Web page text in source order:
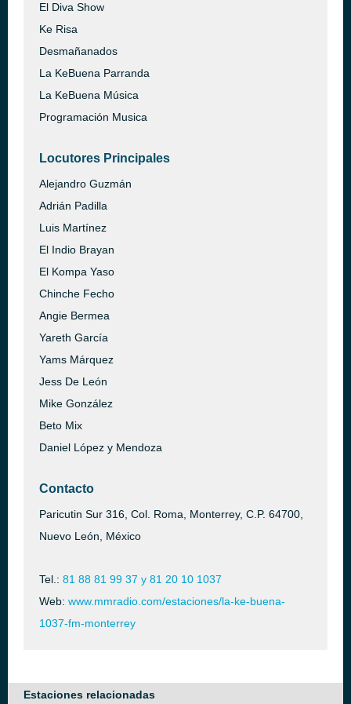
El Diva Show
Ke Risa
Desmañanados
La KeBuena Parranda
La KeBuena Música
Programación Musica
Locutores Principales
Alejandro Guzmán
Adrián Padilla
Luis Martínez
El Indio Brayan
El Kompa Yaso
Chinche Fecho
Angie Bermea
Yareth García
Yams Márquez
Jess De León
Mike González
Beto Mix
Daniel López y Mendoza
Contacto
Paricutin Sur 316, Col. Roma, Monterrey, C.P. 64700,
Nuevo León, México
Tel.: 81 88 81 99 37 y 81 20 10 1037
Web: www.mmradio.com/estaciones/la-ke-buena-
1037-fm-monterrey
Estaciones relacionadas